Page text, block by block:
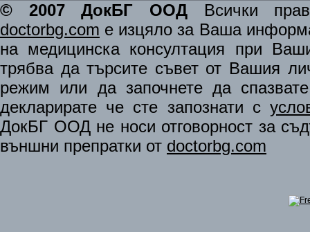
© 2007 ДокБГ ООД Всички
doctorbg.com е изцяло за Ваша
на медицинска консултация при
трябва да търсите съвет от Вашия
режим или да започнете да
декларирате че сте запознати с
ДокБГ ООД не носи отговорност за
външни препратки от doctorbg.com